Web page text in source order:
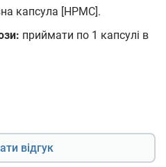
капсула [HPMC].
приймати по 1 капсулі в
відгук